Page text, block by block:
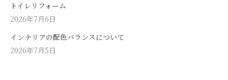
トイレリフォーム
2026年7月6日
インテリアの配色バランスについて
2026年7月5日